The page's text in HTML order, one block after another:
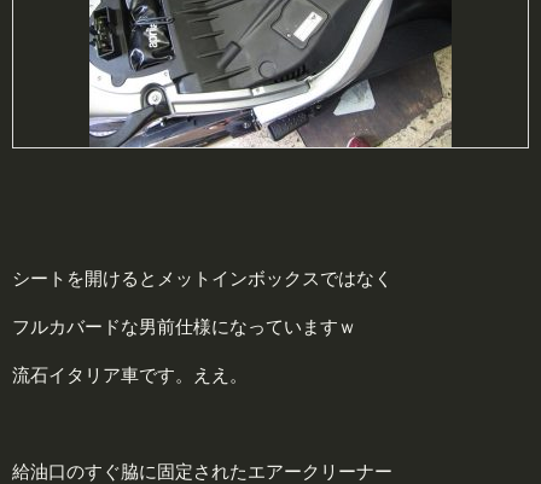
シートを開けるとメットインボックスではなく
フルカバードな男前仕様になっていますｗ
流石イタリア車です。ええ。
給油口のすぐ脇に固定されたエアークリーナー